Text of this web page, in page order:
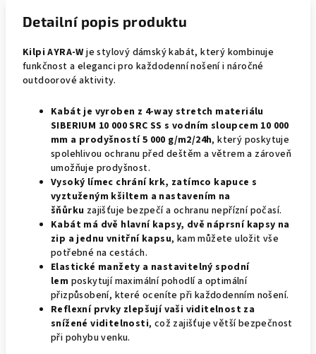
Detailní popis produktu
Kilpi AYRA-Wje stylový dámský kabát, který kombinuje
funkčnost a eleganci pro každodenní nošení i náročné
outdoorové aktivity.
Kabát je vyroben z 4-way stretch materiálu
SIBERIUM 10 000 SRC SS s vodním sloupcem 10 000
mm a prodyšností 5 000 g/m2/24h, který poskytuje
spolehlivou ochranu před deštěm a větrem a zároveň
umožňuje prodyšnost.
Vysoký límec chrání krk, zatímco kapuce s
vyztuženým kšiltem a nastavením na
šňůrku zajišťuje bezpečí a ochranu nepřízní počasí.
Kabát má dvě hlavní kapsy, dvě náprsní kapsy na
zip a jednu vnitřní kapsu, kam můžete uložit vše
potřebné na cestách.
Elastické manžety a nastavitelný spodní
lem poskytují maximální pohodlí a optimální
přizpůsobení, které oceníte při každodenním nošení.
Reflexní prvky zlepšují vaši viditelnost za
snížené viditelnosti, což zajišťuje větší bezpečnost
při pohybu venku.